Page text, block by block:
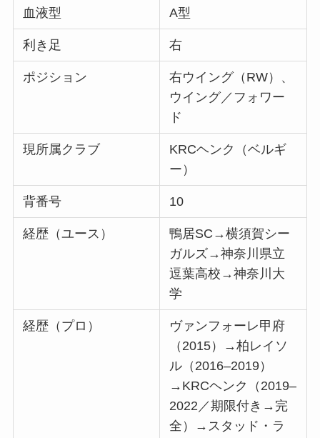
血液型 A型
利き足 右
ポジション
右ウイング（RW）、
ウイング／フォワー
ド
現所属クラブ
KRCヘンク（ベルギ
ー）
背番号 10
経歴（ユース）
鴨居SC→横須賀シー
ガルズ→神奈川県立
逗葉高校→神奈川大
学
経歴（プロ）
ヴァンフォーレ甲府
（2015）→柏レイソ
ル（2016–2019）
→KRCヘンク（2019–
2022／期限付き→完
全）→スタッド・ラ